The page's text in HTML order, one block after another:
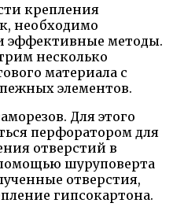
крепления
необходимо
эффективные методы.
несколько
материала с
элементов.
Для этого
перфоратором для
отверстий в
помощью шуруповерта
отверстия,
гипсокартона.